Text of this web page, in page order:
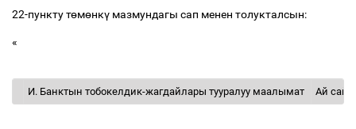
22-пункту төмөнкү мазмундагы сап менен толукталсын:
«
И. Банктын тобокелдик-жагдайлары тууралуу маалымат Ай